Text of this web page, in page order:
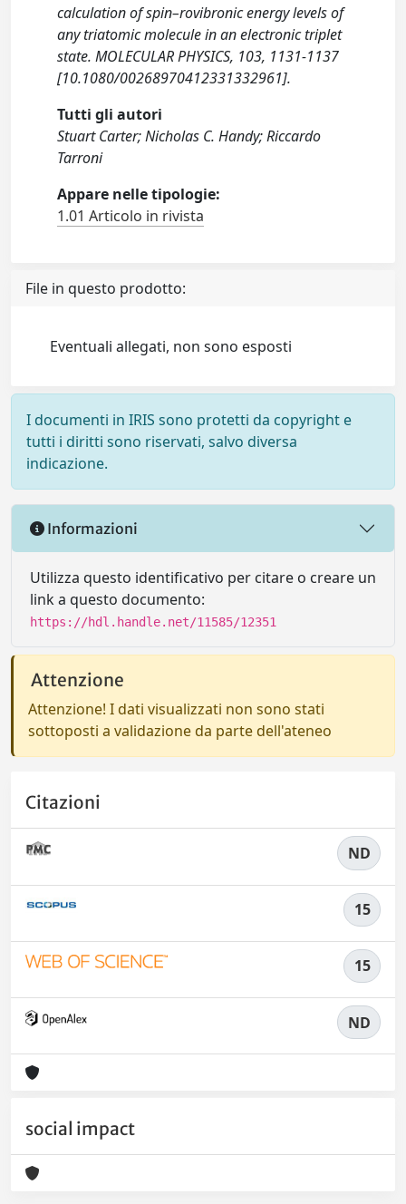
calculation of spin–rovibronic energy levels of
any triatomic molecule in an electronic triplet
state. MOLECULAR PHYSICS, 103, 1131-1137
[10.1080/00268970412331332961].
Tutti gli autori
Stuart Carter; Nicholas C. Handy; Riccardo
Tarroni
Appare nelle tipologie:
1.01 Articolo in rivista
File in questo prodotto:
Eventuali allegati, non sono esposti
I documenti in IRIS sono protetti da copyright e
tutti i diritti sono riservati, salvo diversa
indicazione.
Informazioni
Utilizza questo identificativo per citare o creare un
link a questo documento:
https://hdl.handle.net/11585/12351
Attenzione
Attenzione! I dati visualizzati non sono stati
sottoposti a validazione da parte dell'ateneo
Citazioni
ND
15
15
ND
social impact